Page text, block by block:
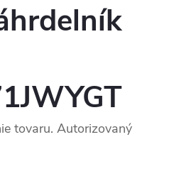
tovaru. Autorizovaný